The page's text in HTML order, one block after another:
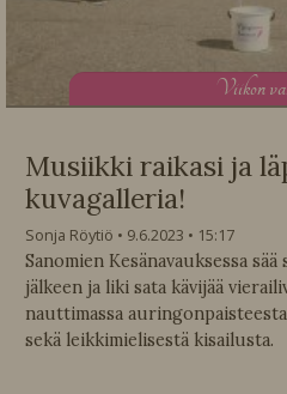
Viikon
Musiikki raikasi ja
kuvagalleria!
Sonja Röytiö 9.6.2023
15:17
Sanomien Kesänavauksessa
jälkeen ja liki sata kävijää
nauttimassa
sekä leikkimielisestä kisailusta.